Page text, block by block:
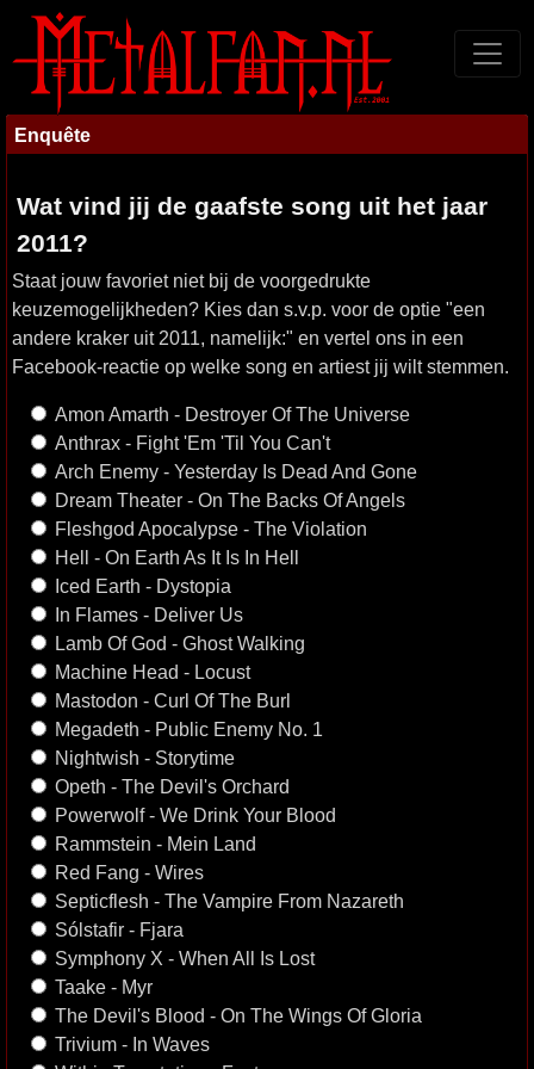
Enquête
Wat vind jij de gaafste song uit het jaar
2011?
Staat jouw favoriet niet bij de voorgedrukte
keuzemogelijkheden? Kies dan s.v.p. voor de optie "een
andere kraker uit 2011, namelijk:" en vertel ons in een
Facebook-reactie op welke song en artiest jij wilt stemmen.
Amon Amarth - Destroyer Of The Universe
Anthrax - Fight 'Em 'Til You Can't
Arch Enemy - Yesterday Is Dead And Gone
Dream Theater - On The Backs Of Angels
Fleshgod Apocalypse - The Violation
Hell - On Earth As It Is In Hell
Iced Earth - Dystopia
In Flames - Deliver Us
Lamb Of God - Ghost Walking
Machine Head - Locust
Mastodon - Curl Of The Burl
Megadeth - Public Enemy No. 1
Nightwish - Storytime
Opeth - The Devil's Orchard
Powerwolf - We Drink Your Blood
Rammstein - Mein Land
Red Fang - Wires
Septicflesh - The Vampire From Nazareth
Sólstafir - Fjara
Symphony X - When All Is Lost
Taake - Myr
The Devil's Blood - On The Wings Of Gloria
Trivium - In Waves